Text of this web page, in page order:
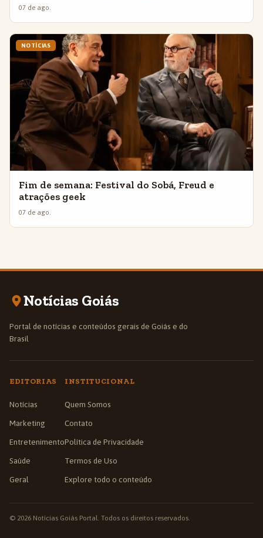
07 de ago.
NOTÍCIAS
Fim de semana: Festival do Sobá, Freud e
atrações geek
07 de ago.
Notícias Goiás
Portal de notícias e conteúdos gerais de Goiás e do
Brasil
EDITORIAS
Notícias
Marketing
Entretenimento
Saúde
Geral
INSTITUCIONAL
Quem Somos
Contato
Política de Privacidade
Termos de Uso
Explore todo o conteúdo
© 2026 Notícias Goiás Portal. Todos os direitos reservados.